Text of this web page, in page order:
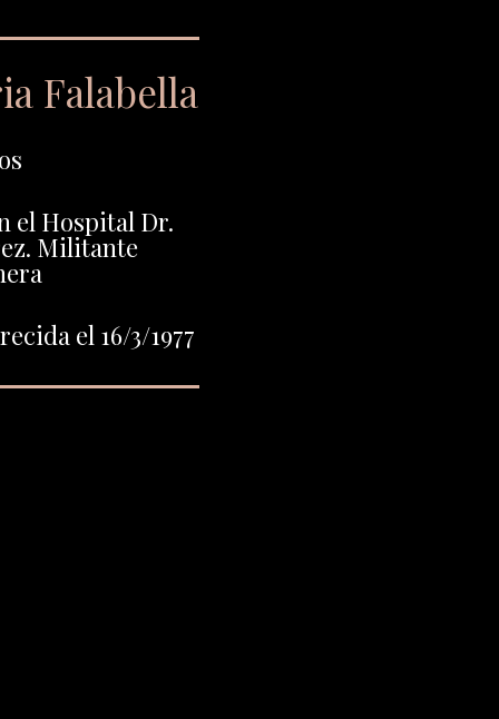
Falabella
el Hospital Dr.
Militante
el 16/3/1977